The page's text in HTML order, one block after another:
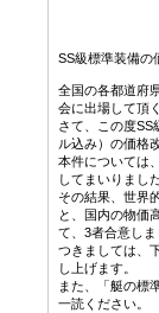
SS級標準装備の
全国の各都道府
会に出場して頂
さて、この度SS
ル込み）の価格
本件については
してまいりました
その結果、世界
と、国内の物価
て、3者合意しま
つきましては、
し上げます。
また、「艇の標
一読ください。